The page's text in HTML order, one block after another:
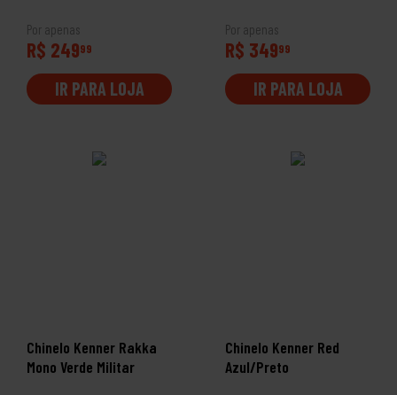
Por apenas
R$ 24999
IR PARA LOJA
Por apenas
R$ 34999
IR PARA LOJA
Chinelo Kenner Rakka
Mono Verde Militar
Chinelo Kenner Red
Azul/Preto